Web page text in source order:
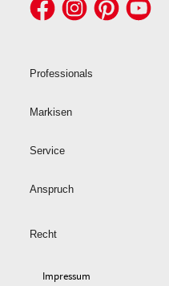
Professionals
Markisen
Service
Anspruch
Recht
Impressum